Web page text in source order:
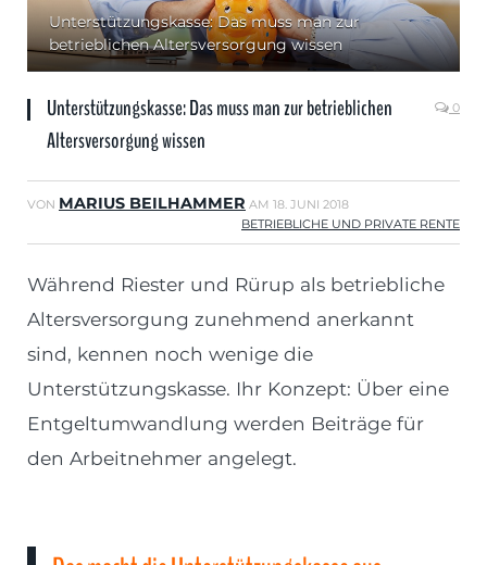
Unterstützungskasse: Das muss man zur
betrieblichen Altersversorgung wissen
Unterstützungskasse: Das muss man zur betrieblichen
Altersversorgung wissen
0
VON MARIUS BEILHAMMER AM 18. JUNI 2018
BETRIEBLICHE UND PRIVATE RENTE
Während Riester und Rürup als betriebliche
Altersversorgung zunehmend anerkannt
sind, kennen noch wenige die
Unterstützungskasse. Ihr Konzept: Über eine
Entgeltumwandlung werden Beiträge für
den Arbeitnehmer angelegt.